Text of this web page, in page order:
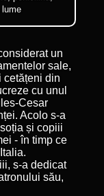
un
sale,
cetățeni din
cu unul
Cesar
Acolo s-a
și copiii
- în timp ce
s-a dedicat
său,